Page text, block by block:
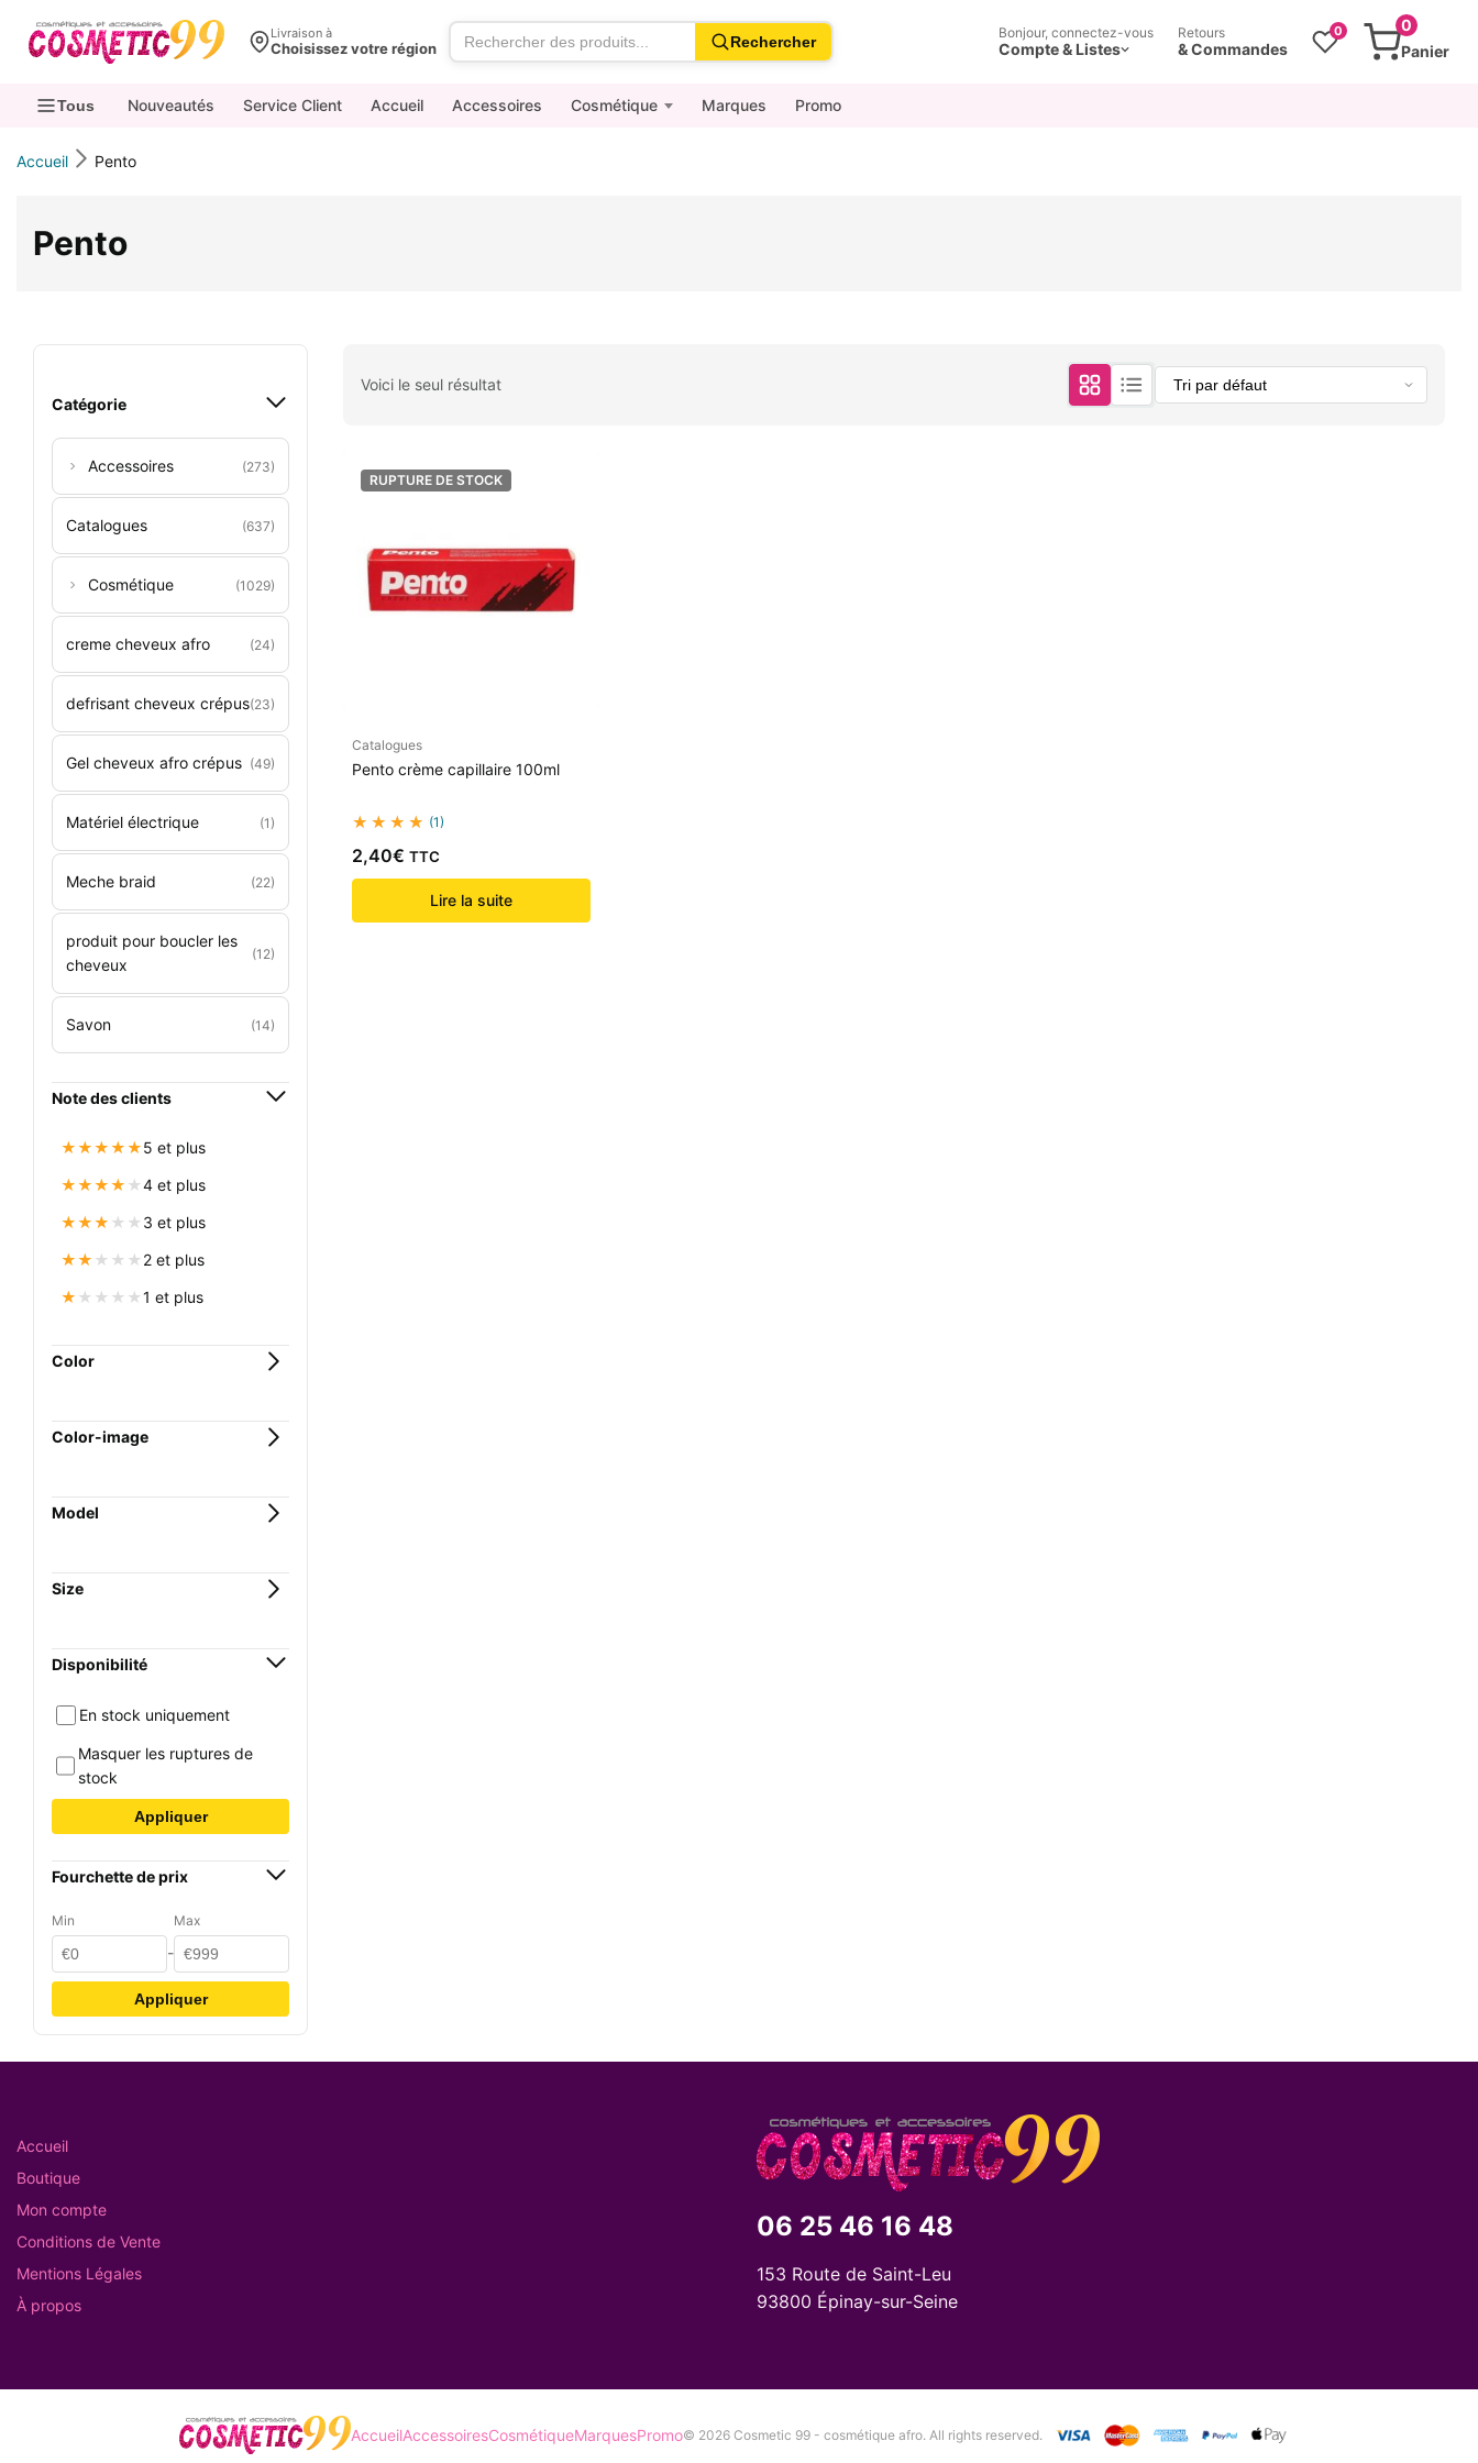
contenu
Livraison à
Choisissez votre région Rechercher
Bonjour, connectez-vous
Compte & Listes
Retours
& Commandes
0
0
Panier
Tous Nouveautés Service Client Accueil Accessoires Cosmétique Marques Promo
Accueil Pento
Pento
Catégorie
Accessoires (273)
Catalogues (637)
Cosmétique (1029)
creme cheveux afro (24)
defrisant cheveux crépus(23)
Gel cheveux afro crépus (49)
Matériel électrique (1)
Meche braid (22)
produit pour boucler les
cheveux
(12)
Savon (14)
Note des clients
★★★★★5 et plus
★★★★ ★4 et plus
★★★ ★ ★ 3 et plus
★★ ★ ★ ★ 2 et plus
★ ★ ★ ★ ★1 et plus
Color
Color-image
Model
Size
Disponibilité
En stock uniquement
Masquer les ruptures de
stock
Appliquer
Fourchette de prix
Min
-
Max
Appliquer
Voici le seul résultat
RUPTURE DE STOCK
Catalogues
Pento crème capillaire 100ml
(1)
2,40€ TTC
Lire la suite
Accueil
Boutique
Mon compte
Conditions de Vente
Mentions Légales
À propos
06 25 46 16 48
153 Route de Saint-Leu
93800 Épinay-sur-Seine
AccueilAccessoiresCosmétiqueMarquesPromo© 2026 Cosmetic 99 - cosmétique afro. All rights reserved.